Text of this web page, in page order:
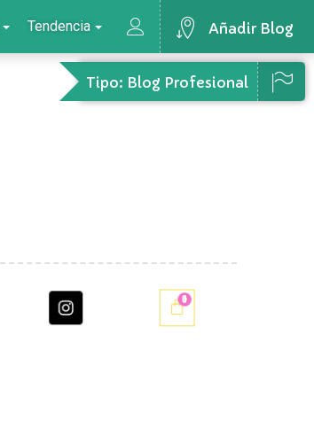
Añadir Blog
Tendencia
Tipo: Blog Profesional